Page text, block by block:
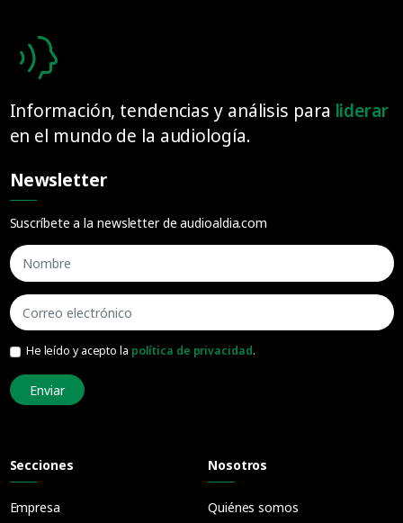
Información, tendencias y análisis para liderar
en el mundo de la audiología.
Newsletter
Suscríbete a la newsletter de audioaldia.com
He leído y acepto la política de privacidad.
Enviar
Secciones
Empresa
Nosotros
Quiénes somos